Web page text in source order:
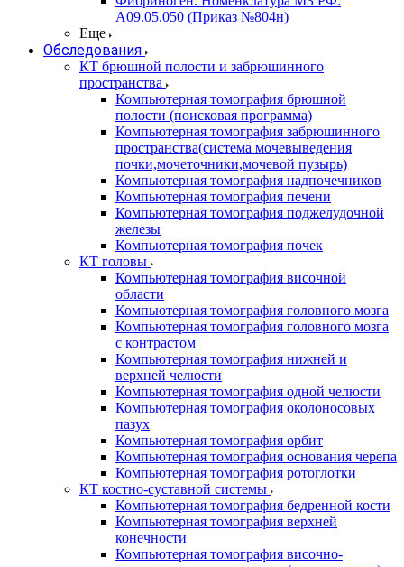
A09.05.050 (Приказ №804н)
Еще
Обследования
КТ брюшной полости и забрюшинного
пространства
Компьютерная томография брюшной
полости (поисковая программа)
Компьютерная томография забрюшинного
пространства(система мочевыведения
почки,мочеточники,мочевой пузырь)
Компьютерная томография надпочечников
Компьютерная томография печени
Компьютерная томография поджелудочной
железы
Компьютерная томография почек
КТ головы
Компьютерная томография височной
области
Компьютерная томография головного мозга
Компьютерная томография головного мозга
с контрастом
Компьютерная томография нижней и
верхней челюсти
Компьютерная томография одной челюсти
Компьютерная томография околоносовых
пазух
Компьютерная томография орбит
Компьютерная томография основания черепа
Компьютерная томография ротоглотки
КТ костно-суставной системы
Компьютерная томография бедренной кости
Компьютерная томография верхней
конечности
Компьютерная томография височно-